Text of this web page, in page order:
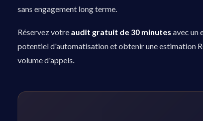
sans engagement long terme.
Réservez votre audit gratuit de 30 minutes avec un
potentiel d'automatisation et obtenir une estimation
volume d'appels.